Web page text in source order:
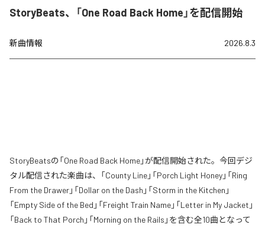
StoryBeats、「One Road Back Home」を配信開始
新曲情報 2026.8.3
StoryBeatsの「One Road Back Home」が配信開始された。今回デジ
タル配信された楽曲は、「County Line」「Porch Light Honey」「Ring
From the Drawer」「Dollar on the Dash」「Storm in the Kitchen」
「Empty Side of the Bed」「Freight Train Name」「Letter in My Jacket」
「Back to That Porch」「Morning on the Rails」を含む全10曲となって